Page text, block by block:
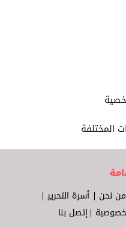
المختلفة
من نحن
أسرة التحرير
إتصل بنا